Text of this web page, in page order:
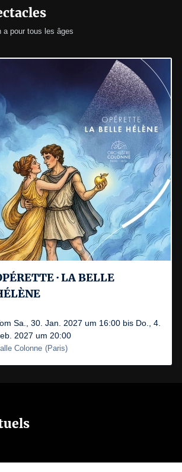
pour tous les âges
· LA BELLE
Sa., 30. Jan. 2027 um 16:00 bis Do., 4.
2027 um 20:00
Colonne (Paris)